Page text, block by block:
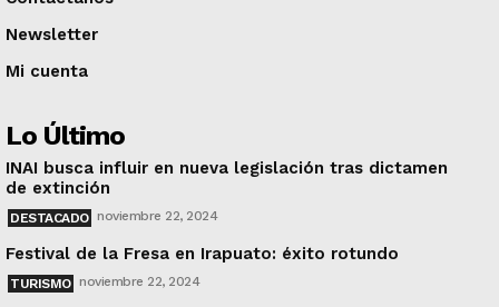
Newsletter
Mi cuenta
Lo Último
INAI busca influir en nueva legislación tras dictamen
de extinción
DESTACADO noviembre 22, 2024
Festival de la Fresa en Irapuato: éxito rotundo
TURISMO noviembre 22, 2024